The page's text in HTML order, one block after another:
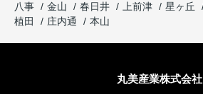
八事
金山 春日井 上前津 星ヶ丘
植田
庄内通 本山
丸美産業株式会社